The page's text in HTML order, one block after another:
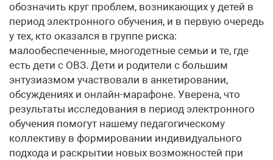
обозначить круг проблем, возникающих у детей в
период электронного обучения, и в первую очередь
у тех, кто оказался в группе риска:
малообеспеченные, многодетные семьи и те, где
есть дети с ОВЗ. Дети и родители с большим
энтузиазмом участвовали в анкетировании,
обсуждениях и онлайн-марафоне. Уверена, что
результаты исследования в период электронного
обучения помогут нашему педагогическому
коллективу в формировании индивидуального
подхода и раскрытии новых возможностей при